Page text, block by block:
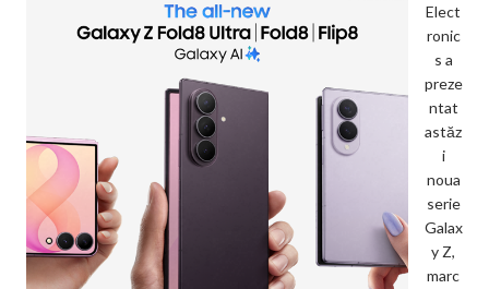
Elect
ronic
s a
preze
ntat
astăz
i
noua
serie
Galax
y Z,
marc